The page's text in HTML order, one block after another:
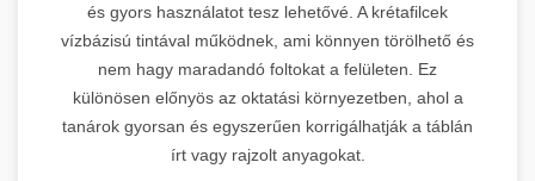
és gyors használatot tesz lehetővé. A krétafilcek
vízbázisú tintával működnek, ami könnyen törölhető és
nem hagy maradandó foltokat a felületen. Ez
különösen előnyös az oktatási környezetben, ahol a
tanárok gyorsan és egyszerűen korrigálhatják a táblán
írt vagy rajzolt anyagokat.